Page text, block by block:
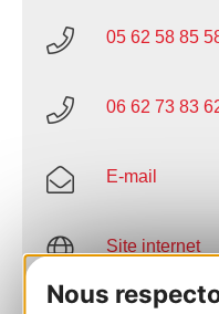
Nous
05 62 58 85
06 62 73 83
E-mail
Site internet